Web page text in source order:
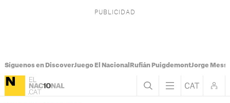
Síguenos en DiscoverJuego El Nacional Rufián PuigdemontJorge Messi